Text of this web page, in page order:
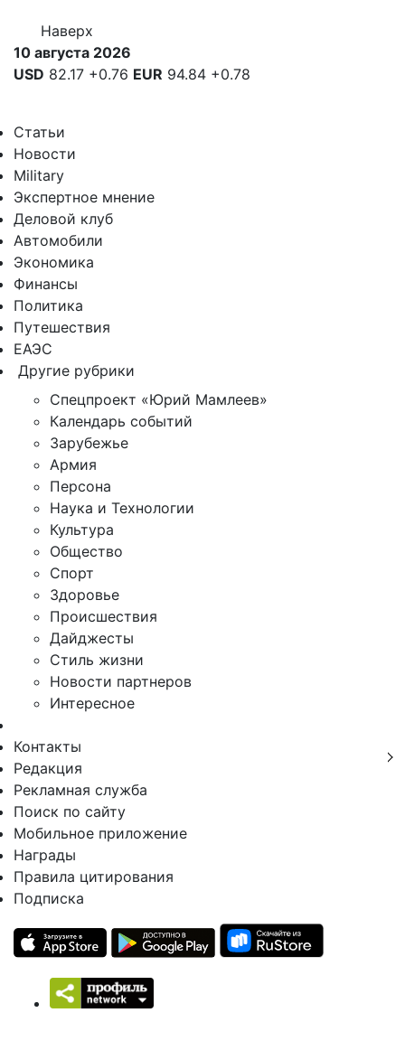
Наверх
10 августа 2026
USD 82.17 +0.76 EUR 94.84 +0.78
Статьи
Новости
Military
Экспертное мнение
Деловой клуб
Автомобили
Экономика
Финансы
Политика
Путешествия
ЕАЭС
Другие рубрики
Спецпроект «Юрий Мамлеев»
Календарь событий
Зарубежье
Армия
Персона
Наука и Технологии
Культура
Общество
Спорт
Здоровье
Происшествия
Дайджесты
Стиль жизни
Новости партнеров
Интересное
Контакты
Редакция
Рекламная служба
Поиск по сайту
Мобильное приложение
Награды
Правила цитирования
Подписка